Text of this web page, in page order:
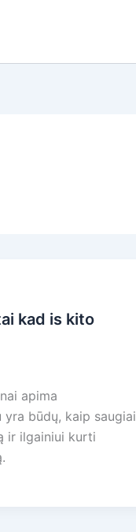
kad is kito
apima
yra būdų, kaip saugiai
ir ilgainiui kurti